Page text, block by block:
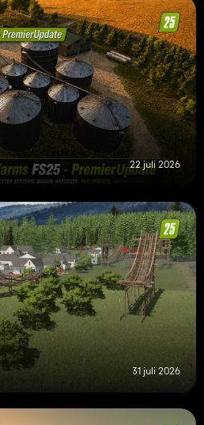
22 juli 2026
31 juli 2026